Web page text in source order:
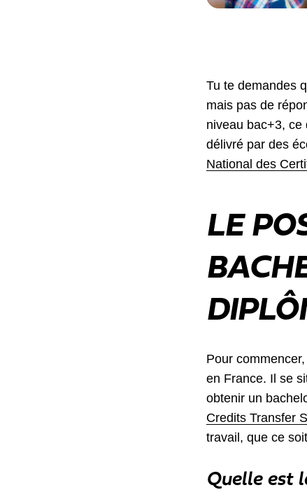
Tu te demandes
mais pas de
niveau bac+3, ce
délivré par des
National des
LE
Pour
en France. Il se
obtenir un
Credits Transfer
travail, que ce
Quelle est